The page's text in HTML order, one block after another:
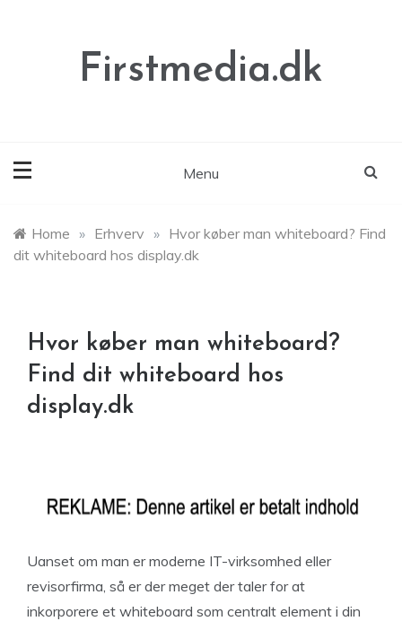
Firstmedia.dk
Menu
Home » Erhverv » Hvor køber man whiteboard? Find
dit whiteboard hos display.dk
Hvor køber man whiteboard?
Find dit whiteboard hos
display.dk
Uanset om man er moderne IT-virksomhed eller
revisorfirma, så er der meget der taler for at
inkorporere et whiteboard som centralt element i din